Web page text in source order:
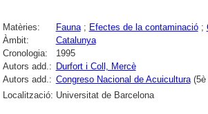
Matèries: Fauna; Efectes de la contaminació;
Àmbit:
Catalunya
Cronologia:
1995
Autors add.: Durfort i Coll, Mercè
Autors add.: Congreso Nacional de Acuicultura(5è
Localització: Universitat de Barcelona